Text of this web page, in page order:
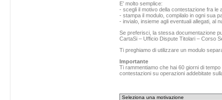
E’ molto semplice:
- scegli il motivo della contestazione fra le
- stampa il modulo, compilalo in ogni sua
- invialo, insieme agli eventuali allegati, al
Se preferisci, la stessa documentazione
CartaSi – Ufficio Dispute Titolari – Corso
Ti preghiamo di utilizzare un modulo
Importante
Ti rammentiamo che hai 60 giorni di
contestazioni su operazioni addebitate